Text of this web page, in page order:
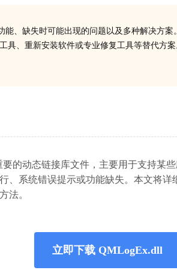
能、缺失时可能出现的问题以及多种解决方
具、重新安装软件或专业修复工具等替代方
要的动态链接库文件，主要用于支持某
、系统错误提示或功能缺失。本文将
法。
立即下载 QMLogEx.dll